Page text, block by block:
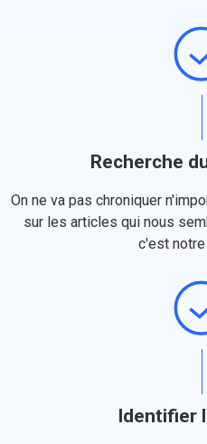
Recherche
On ne va pas chroniquer
sur les articles qui nous
c'est
Identifier